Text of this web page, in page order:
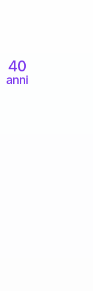
40
anni